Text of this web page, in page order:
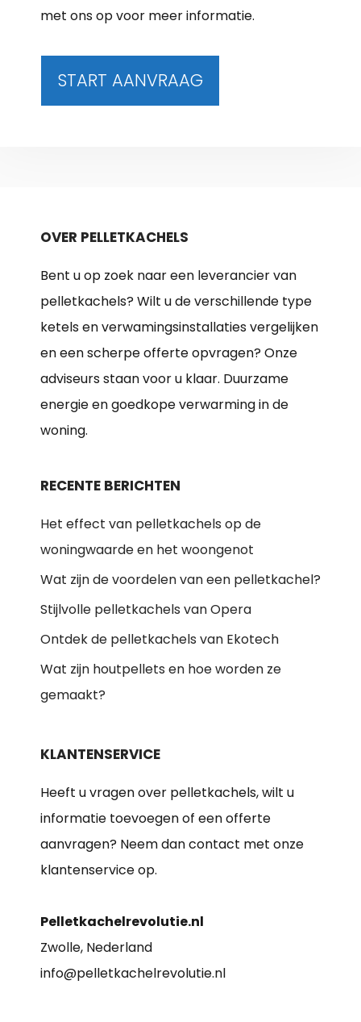
met ons op voor meer informatie.
START AANVRAAG
OVER PELLETKACHELS
Bent u op zoek naar een leverancier van
pelletkachels? Wilt u de verschillende type
ketels en verwamingsinstallaties vergelijken
en een scherpe offerte opvragen? Onze
adviseurs staan voor u klaar. Duurzame
energie en goedkope verwarming in de
woning.
RECENTE BERICHTEN
Het effect van pelletkachels op de
woningwaarde en het woongenot
Wat zijn de voordelen van een pelletkachel?
Stijlvolle pelletkachels van Opera
Ontdek de pelletkachels van Ekotech
Wat zijn houtpellets en hoe worden ze
gemaakt?
KLANTENSERVICE
Heeft u vragen over pelletkachels, wilt u
informatie toevoegen of een offerte
aanvragen? Neem dan contact met onze
klantenservice op.
Pelletkachelrevolutie.nl
Zwolle, Nederland
info@pelletkachelrevolutie.nl